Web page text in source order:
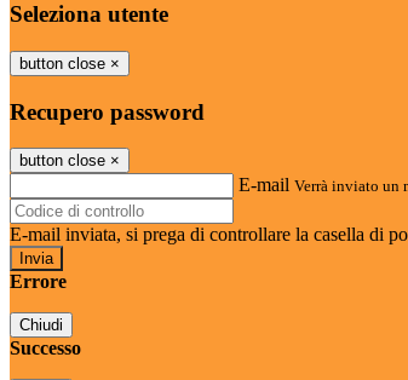
Seleziona utente
button close ×
Recupero password
button close ×
E-mail Verrà inviato un
E-mail inviata, si prega di controllare la casella di
Errore
Chiudi
Successo